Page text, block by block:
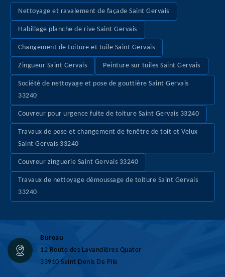
Nettoyage et ravalement de façade Saint Gervais
Habillage planche de rive Saint Gervais
Changement de toiture et tuile Saint Gervais
Zingueur Saint Gervais Peinture sur tuiles Saint Gervais
Société de nettoyage et pose de gouttière Saint Gervais
33240
Couvreur pour urgence fuite de toiture Saint Gervais 33240
Travaux de pose et changement de fenêtre de toit et Velux
Saint Gervais 33240
Couvreur zinguerie Saint Gervais 33240
Travaux de nettoyage démoussage de toiture Saint Gervais
33240
Bureau
12 Route des Lavandières Quater
33910 Saint Denis De Pile